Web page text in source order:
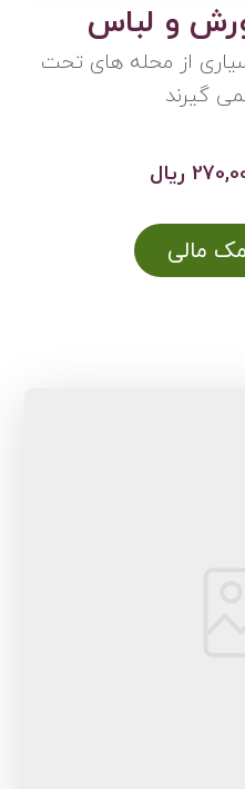
و لباس
از محله های تحت
گیرند
ریال
مالی